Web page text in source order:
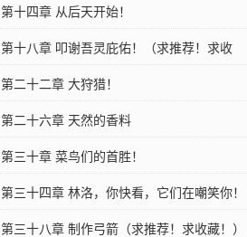
第十四章 从后天开始！
第十八章 叩谢吾灵庇佑！（求推荐！求收
藏！）
第二十二章 大狩猎！
第二十六章 天然的香料
第三十章 菜鸟们的首胜！
第三十四章 林洛，你快看，它们在嘲笑你！
（求推荐！求收藏！）
第三十八章 制作弓箭（求推荐！求收藏！）